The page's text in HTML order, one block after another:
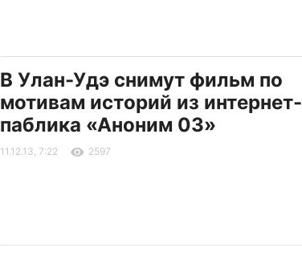
В Улан-Удэ снимут фильм по
мотивам историй из интернет-
паблика «Аноним 03»
11.12.13, 7:22 2597